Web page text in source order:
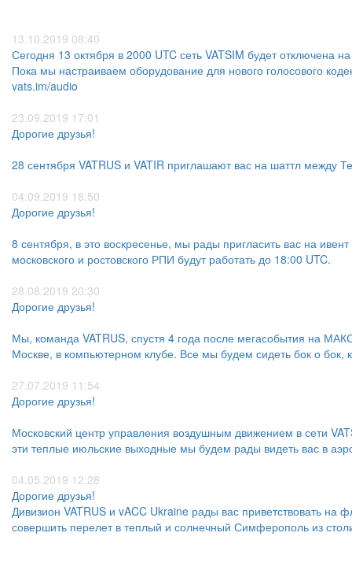
13.10.2019 08:40
Сегодня 13 октября в 2000 UTC сеть VATSIM будет отключена
Пока мы настраиваем оборудование для нового голосового
vats.im/audio
23.09.2019 17:01
Дорогие друзья!
28 сентября VATRUS и VATIR приглашают вас на шаттл между
04.09.2019 18:50
Дорогие друзья!
8 сентября, в это воскресенье, мы рады пригласить вас на
московского и ростовского РПИ будут работать до 18:00 UTC.
28.08.2019 20:30
Дорогие друзья!
Мы, команда VATRUS, спустя 4 года после мегасобытия на
Москве, в компьютерном клубе. Все мы будем сидеть бок о бок,
27.07.2019 11:54
Дорогие друзья!
Московский центр управления воздушным движением в сети
эти теплые июльские выходные мы будем рады видеть вас в
04.05.2019 12:28
​​​​​​​Дорогие друзья!
Дивизион VATRUS и vACC Ukraine рады вас приветствовать
совершить перелет в теплый и солнечный Симферополь из